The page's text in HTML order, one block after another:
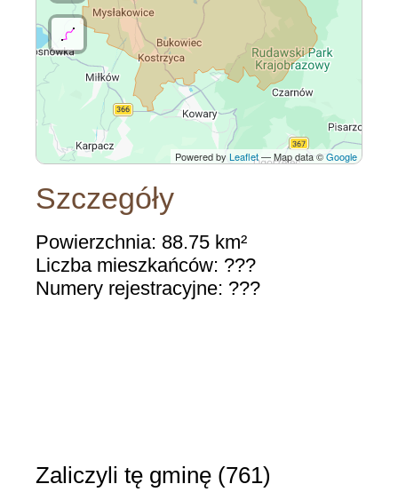
Powered byLeaflet— Map data ©Google
Szczegóły
Powierzchnia: 88.75 km²
Liczba mieszkańców: ???
Numery rejestracyjne: ???
Zaliczyli tę gminę (761)